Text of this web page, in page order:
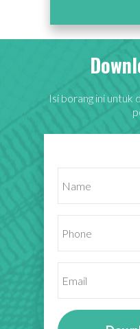
Isi borang ini untuk